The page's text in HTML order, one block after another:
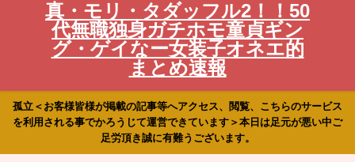
真・モリ・タダッフル2！！50
代無職独身ガチホモ童貞ギン
グ・ゲイなー女装子オネエ的
まとめ速報
孤立＜お客様皆様が掲載の記事等へアクセス、閲覧、こちらのサービス
を利用される事でかろうじて運営できています＞本日は足元が悪い中ご
足労頂き誠に有難うございます。